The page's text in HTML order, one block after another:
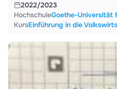
2022/2023
HochschuleGoethe-Universität
KursEinführung in die